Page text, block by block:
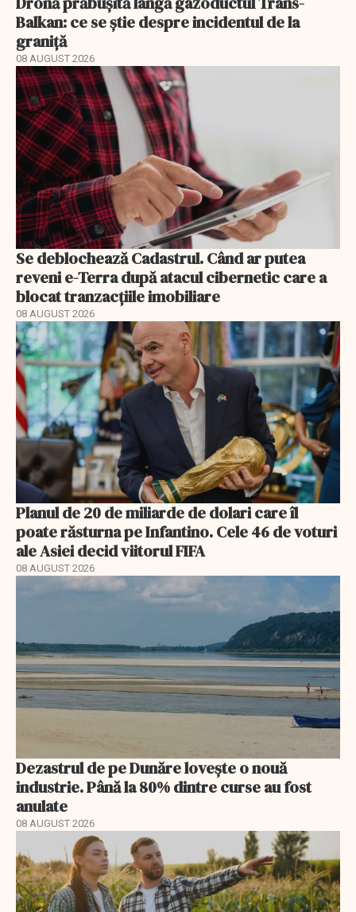
Balkan: ce se știe despre incidentul de la
graniță
08 AUGUST 2026
Se deblochează Cadastrul. Când ar putea
reveni e-Terra după atacul cibernetic care a
blocat tranzacțiile imobiliare
08 AUGUST 2026
Planul de 20 de miliarde de dolari care îl
poate răsturna pe Infantino. Cele 46 de voturi
ale Asiei decid viitorul FIFA
08 AUGUST 2026
Dezastrul de pe Dunăre lovește o nouă
industrie. Până la 80% dintre curse au fost
anulate
08 AUGUST 2026